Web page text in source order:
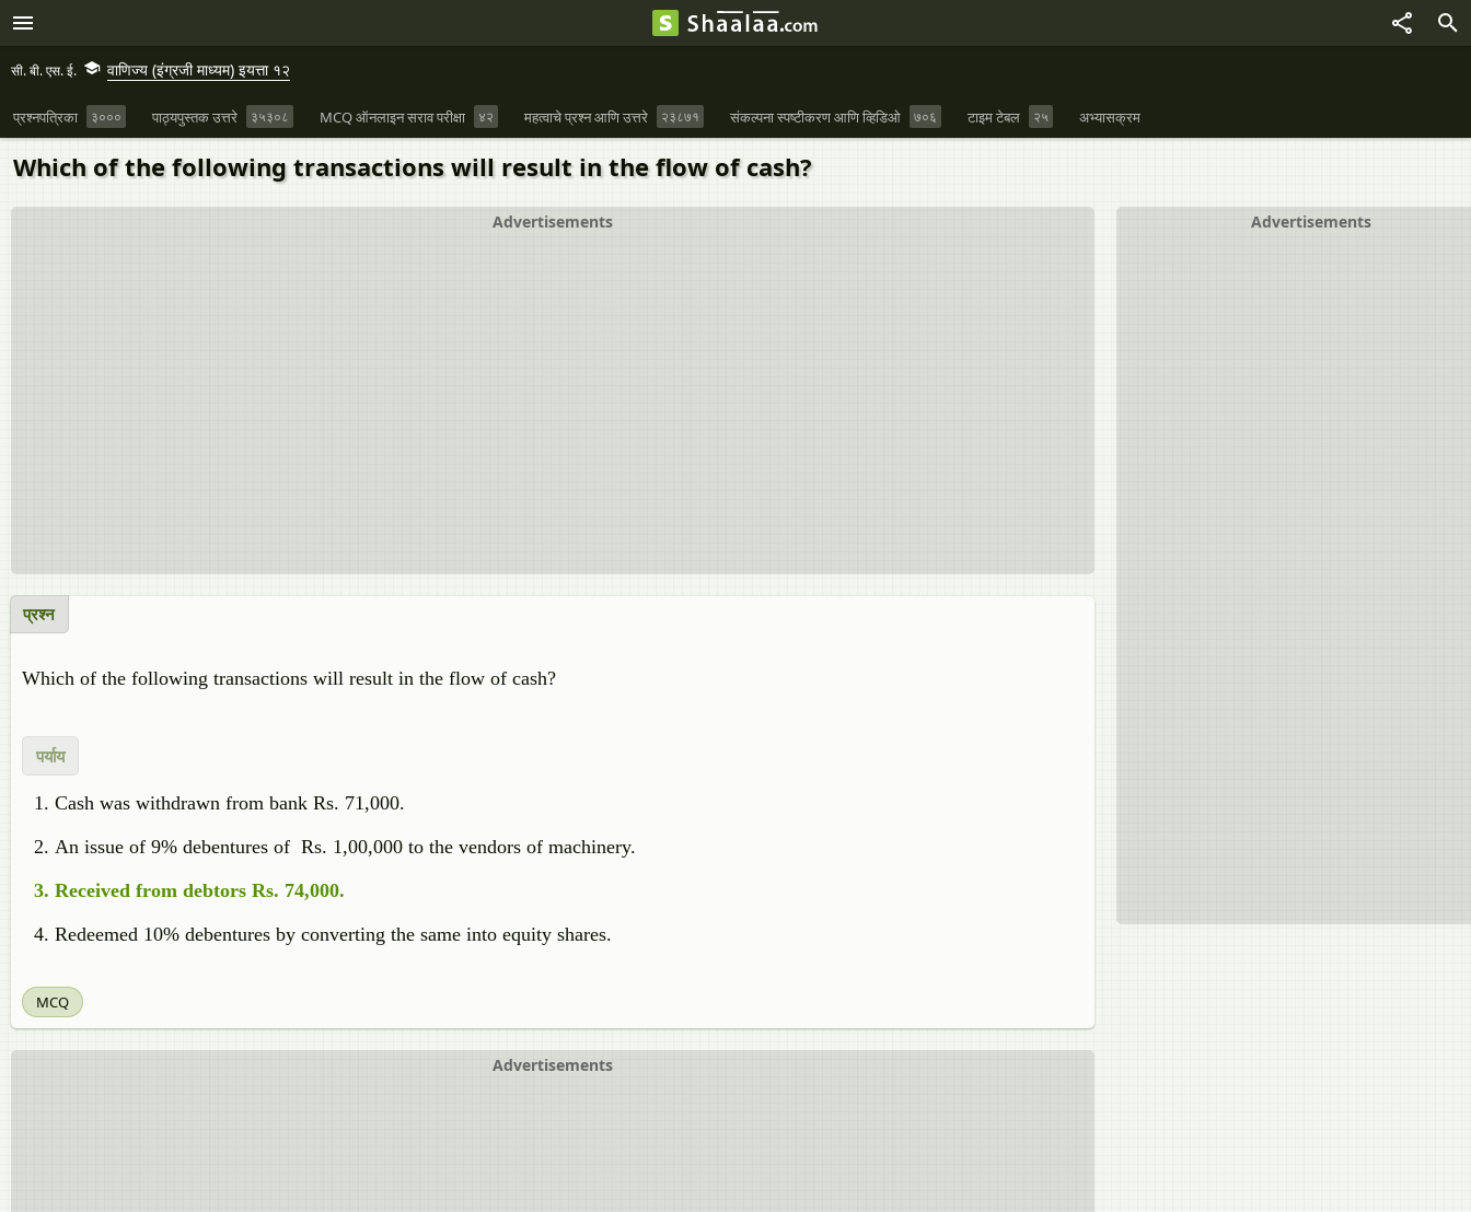
सी. बी. एस. ई. वाणिज्य (इंग्रजी माध्यम) इयत्ता १२
प्रश्नपत्रिका ३००० पाठ्यपुस्तक उत्तरे ३५३०८ MCQ ऑनलाइन सराव परीक्षा ४२ महत्वाचे प्रश्न आणि उत्तरे २३८७१ संकल्पना स्पष्टीकरण आणि व्हिडिओ ७०६ टाइम टेबल २५ अभ्यासक्रम
Which of the following transactions will result in the flow of cash?
Advertisements
Advertisements
प्रश्न
Which of the following transactions will result in the flow of cash?
पर्याय
Cash was withdrawn from bank Rs. 71,000.
An issue of 9% debentures of Rs. 1,00,000 to the vendors of machinery.
Received from debtors Rs. 74,000.
Redeemed 10% debentures by converting the same into equity shares.
MCQ
Advertisements